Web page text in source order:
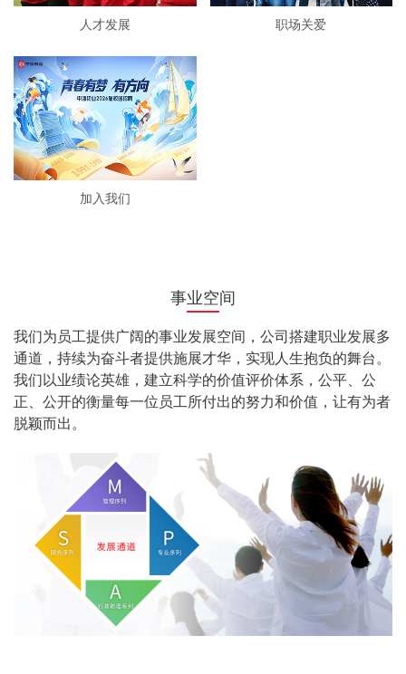
人才发展 职场关爱
加入我们
事业空间
我们为员工提供广阔的事业发展空间，公司搭建职业发展多
通道，持续为奋斗者提供施展才华，实现人生抱负的舞台。
我们以业绩论英雄，建立科学的价值评价体系，公平、公
正、公开的衡量每一位员工所付出的努力和价值，让有为者
脱颖而出。